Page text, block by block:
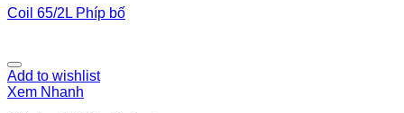
Coil 65/2L Phíp bố
Add to wishlist
Xem Nhanh